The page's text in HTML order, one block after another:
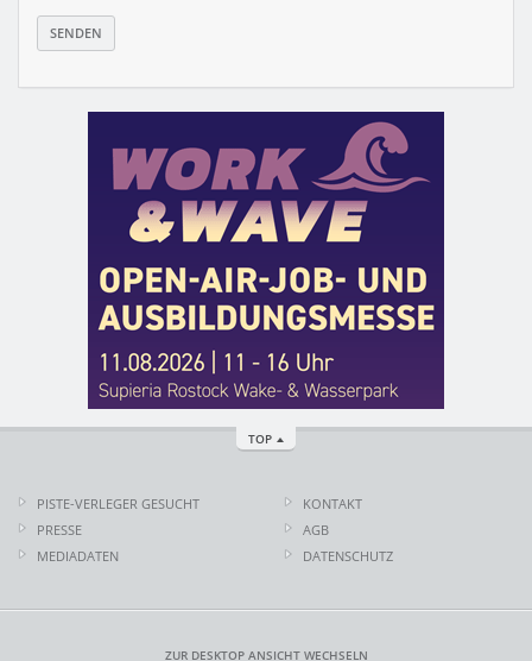
TOP
PISTE-VERLEGER GESUCHT
PRESSE
MEDIADATEN
KONTAKT
AGB
DATENSCHUTZ
ZUR DESKTOP ANSICHT WECHSELN